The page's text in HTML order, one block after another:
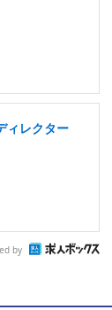
ィレクター
by